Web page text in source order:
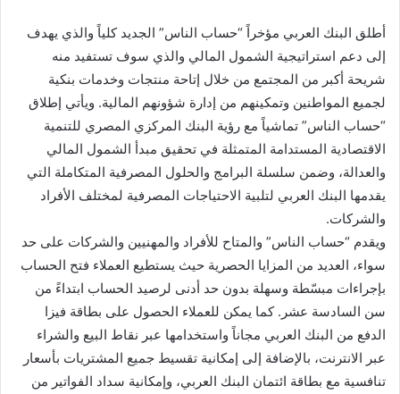
أطلق البنك العربي مؤخراً “حساب الناس” الجديد كلياً والذي يهدف
إلى دعم استراتيجية الشمول المالي والذي سوف تستفيد منه
شريحة أكبر من المجتمع من خلال إتاحة منتجات وخدمات بنكية
لجميع المواطنين وتمكينهم من إدارة شؤونهم المالية. ويأتي إطلاق
“حساب الناس” تماشياً مع رؤية البنك المركزي المصري للتنمية
الاقتصادية المستدامة المتمثلة في تحقيق مبدأ الشمول المالي
والعدالة، وضمن سلسلة البرامج والحلول المصرفية المتكاملة التي
يقدمها البنك العربي لتلبية الاحتياجات المصرفية لمختلف الأفراد
والشركات.
ويقدم “حساب الناس” والمتاح للأفراد والمهنيين والشركات على حد
سواء، العديد من المزايا الحصرية حيث يستطيع العملاء فتح الحساب
بإجراءات مبسّطة وسهلة بدون حد أدنى لرصيد الحساب ابتداءً من
سن السادسة عشر. كما يمكن للعملاء الحصول على بطاقة فيزا
الدفع من البنك العربي مجاناً واستخدامها عبر نقاط البيع والشراء
عبر الانترنت، بالإضافة إلى إمكانية تقسيط جميع المشتريات بأسعار
تنافسية مع بطاقة ائتمان البنك العربي، وإمكانية سداد الفواتير من